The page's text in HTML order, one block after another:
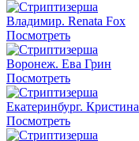
Владимир. Renata Fox
Посмотреть
Воронеж. Ева Грин
Посмотреть
Екатеринбург. Кристина
Посмотреть